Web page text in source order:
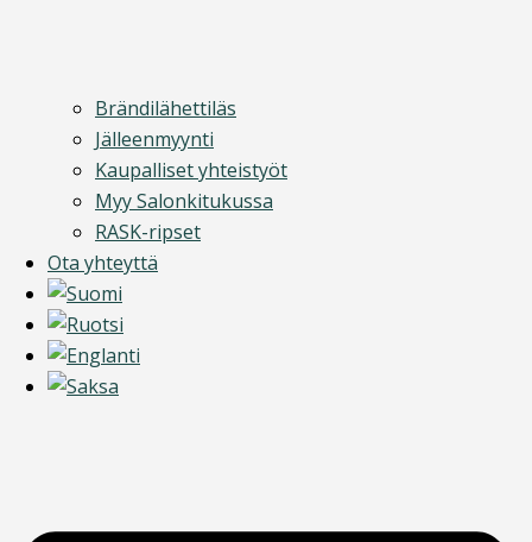
Brändilähettiläs
Jälleenmyynti
Kaupalliset yhteistyöt
Myy Salonkitukussa
RASK-ripset
Ota yhteyttä